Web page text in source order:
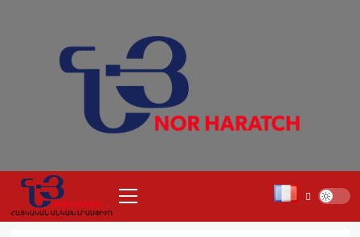
ՀԱՅԿԱԿԱՆ ԱՆԿԱԽ ԼՐԱՍՓԻՒՌ
Menu